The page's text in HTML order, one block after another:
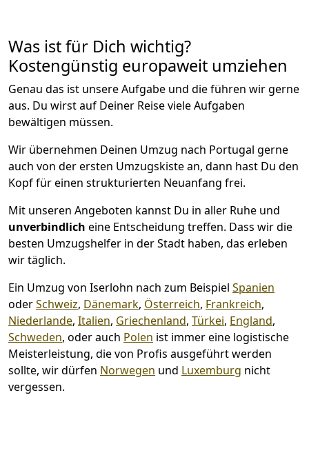
Was ist für Dich wichtig?
Kostengünstig europaweit umziehen
Genau das ist unsere Aufgabe und die führen wir gerne
aus. Du wirst auf Deiner Reise viele Aufgaben
bewältigen müssen.
Wir übernehmen Deinen Umzug nach Portugal gerne
auch von der ersten Umzugskiste an, dann hast Du den
Kopf für einen strukturierten Neuanfang frei.
Mit unseren Angeboten kannst Du in aller Ruhe und
unverbindlich eine Entscheidung treffen. Dass wir die
besten Umzugshelfer in der Stadt haben, das erleben
wir täglich.
Ein Umzug von Iserlohn nach zum Beispiel Spanien
oderSchweiz, Dänemark, Österreich, Frankreich,
Niederlande, Italien, Griechenland, Türkei, England,
Schweden, oder auch Polen ist immer eine logistische
Meisterleistung, die von Profis ausgeführt werden
sollte, wir dürfen Norwegen und Luxemburg nicht
vergessen.